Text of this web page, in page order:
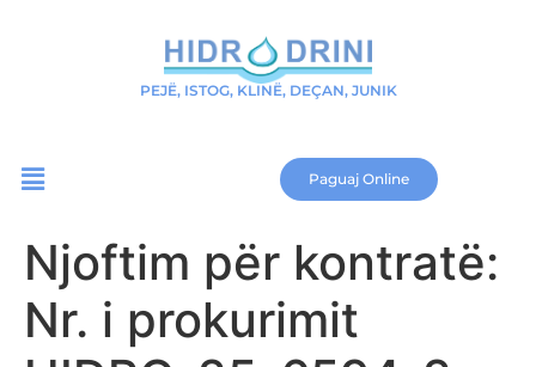
PEJË, ISTOG, KLINË, DEÇAN, JUNIK
Paguaj Online
Njoftim për kontratë:
Nr. i prokurimit